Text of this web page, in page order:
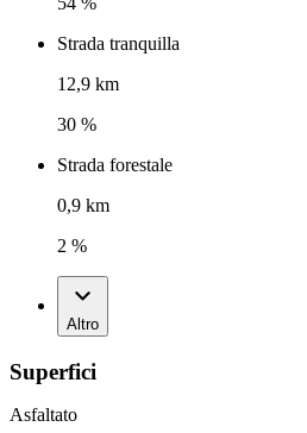
Strada tranquilla
12,9 km
30 %
Strada forestale
0,9 km
2 %
Altro
Superfici
Asfaltato